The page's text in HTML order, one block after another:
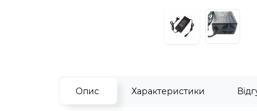
Опис Характеристики